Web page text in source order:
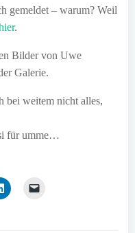
gemeldet – warum? Weil
.
Bilder von Uwe
Galerie.
bei weitem nicht alles,
für umme…